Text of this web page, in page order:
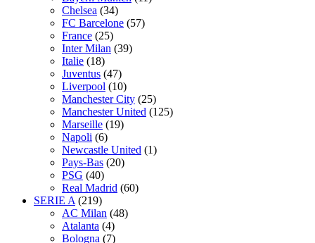
Chelsea (34)
FC Barcelone (57)
France (25)
Inter Milan (39)
Italie (18)
Juventus (47)
Liverpool (10)
Manchester City (25)
Manchester United (125)
Marseille (19)
Napoli (6)
Newcastle United (1)
Pays-Bas (20)
PSG (40)
Real Madrid (60)
SERIE A (219)
AC Milan (48)
Atalanta (4)
Bologna (7)